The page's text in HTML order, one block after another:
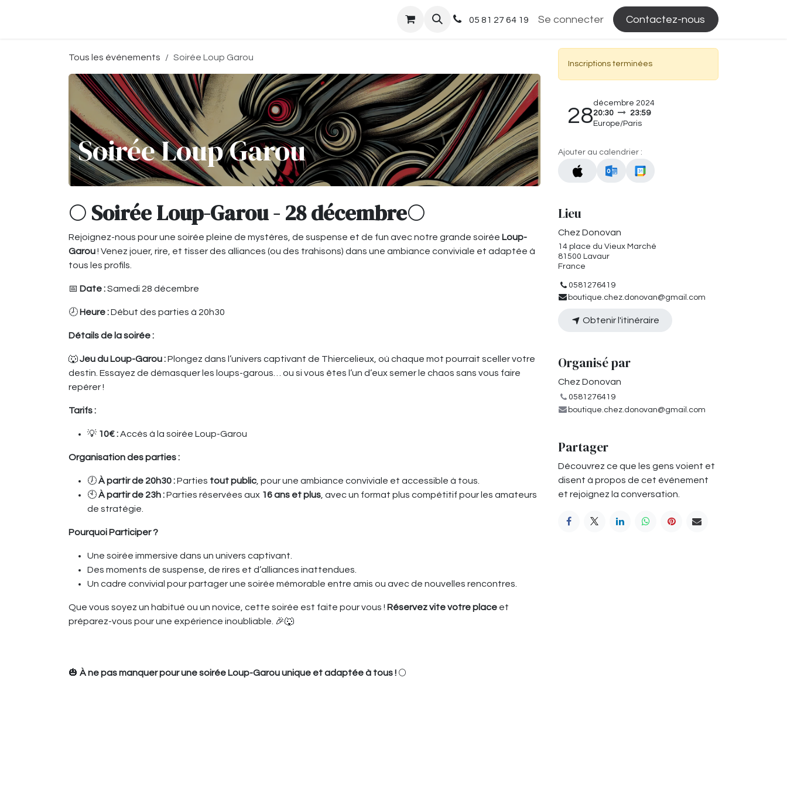
05 81 27 64 19 Se connecter Contactez-nous
Tous les événements Soirée Loup Garou
Soirée Loup Garou
🌕 Soirée Loup-Garou - 28 décembre🌕
Rejoignez-nous pour une soirée pleine de mystères, de suspense et de fun avec notre grande soirée Loup-
Garou! Venez jouer, rire, et tisser des alliances (ou des trahisons) dans une ambiance conviviale et adaptée à
tous les profils.
📅 Date :Samedi 28 décembre
🕗 Heure :Début des parties à 20h30
Détails de la soirée :
🐺Jeu du Loup-Garou :Plongez dans l’univers captivant de Thiercelieux, où chaque mot pourrait sceller votre
destin. Essayez de démasquer les loups-garous… ou si vous êtes l’un d’eux semer le chaos sans vous faire
repérer !
Tarifs :
💡 10€ :Accès à la soirée Loup-Garou
Organisation des parties :
🕖À partir de 20h30 :Parties tout public, pour une ambiance conviviale et accessible à tous.
🕙À partir de 23h :Parties réservées aux 16 ans et plus, avec un format plus compétitif pour les amateurs
de stratégie.
Pourquoi Participer ?
Une soirée immersive dans un univers captivant.
Des moments de suspense, de rires et d’alliances inattendues.
Un cadre convivial pour partager une soirée mémorable entre amis ou avec de nouvelles rencontres.
Que vous soyez un habitué ou un novice, cette soirée est faite pour vous ! Réservez vite votre place et
préparez-vous pour une expérience inoubliable. 🎉🐺
🎃 À ne pas manquer pour une soirée Loup-Garou unique et adaptée à tous ! 🌕
Inscriptions terminées
28
décembre 2024
20:30
23:59
Europe/Paris
Ajouter au calendrier :
Lieu
Chez Donovan
14 place du Vieux Marché
81500 Lavaur
France
0581276419
boutique.chez.donovan@gmail.com
Obtenir l'itinéraire
Organisé par
Chez Donovan
0581276419
boutique.chez.donovan@gmail.com
Partager
Découvrez ce que les gens voient et
disent à propos de cet événement
et rejoignez la conversation.